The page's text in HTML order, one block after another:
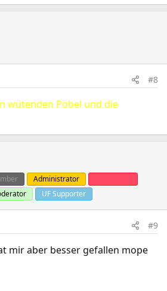
#8
wütenden Pöbel und die
Administrator
UF Supporter
#9
mir aber besser gefallen mope